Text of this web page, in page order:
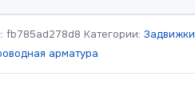
fb785ad278d8 Категории:Задвижки
арматура